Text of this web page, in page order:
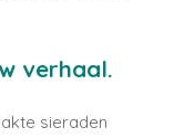
verhaal.
sieraden